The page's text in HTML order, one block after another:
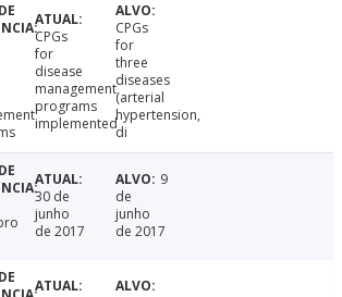
CPGs
for
disease
management
programs
implemented
CPGs
for
three
diseases
(arterial
hypertension,
di
30 de
junho
de 2017
9
de
junho
de 2017